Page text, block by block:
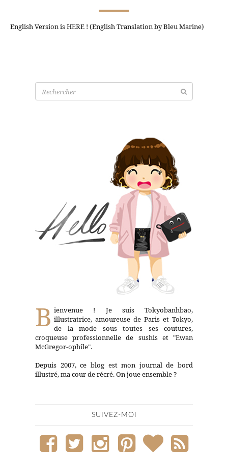
English Version is HERE ! (English Translation by Bleu Marine)
Recherche
pour:
B ienvenue ! Je suis Tokyobanhbao,
illustratrice, amoureuse de Paris et Tokyo,
de la mode sous toutes ses coutures,
croqueuse professionnelle de sushis et "Ewan
McGregor-ophile".
Depuis 2007, ce blog est mon journal de bord
illustré, ma cour de récré. On joue ensemble ?
SUIVEZ-MOI